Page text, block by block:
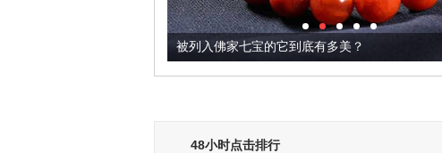
被列入佛家七宝的它到底有多美？
48小时点击排行